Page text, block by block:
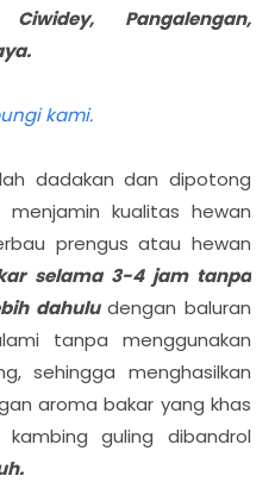
Pangalengan,
kami.
dadakan dan dipotong
kualitas hewan
prengus atau hewan
selama 3-4 jam tanpa
dahulu dengan baluran
tanpa menggunakan
sehingga menghasilkan
aroma bakar yang khas
guling dibandrol